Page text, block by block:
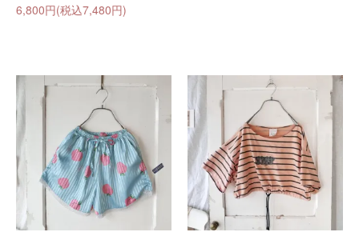
6,800円(税込7,480円)